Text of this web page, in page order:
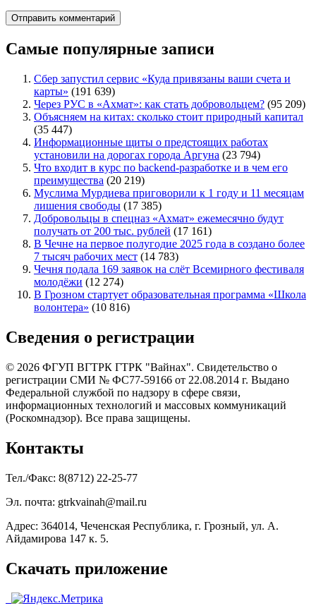
Самые популярные записи
Сбер запустил сервис «Куда привязаны ваши счета и
карты» (191 639)
Через РУС в «Ахмат»: как стать добровольцем? (95 209)
Объясняем на китах: сколько стоит природный капитал
(35 447)
Информационные щиты о предстоящих работах
установили на дорогах города Аргуна (23 794)
Что входит в курс по backend-разработке и в чем его
преимущества (20 219)
Муслима Мурдиева приговорили к 1 году и 11 месяцам
лишения свободы (17 385)
Добровольцы в спецназ «Ахмат» ежемесячно будут
получать от 200 тыс. рублей (17 161)
В Чечне на первое полугодие 2025 года в создано более
7 тысяч рабочих мест (14 783)
Чечня подала 169 заявок на слёт Всемирного фестиваля
молодёжи (12 274)
В Грозном стартует образовательная программа «Школа
волонтера» (10 816)
Сведения о регистрации
© 2026 ФГУП ВГТРК ГТРК "Вайнах". Свидетельство о
регистрации СМИ № ФС77-59166 от 22.08.2014 г. Выдано
Федеральной службой по надзору в сфере связи,
информационных технологий и массовых коммуникаций
(Роскомнадзор). Все права защищены.
Контакты
Тел./Факс: 8(8712) 22-25-77
Эл. почта: gtrkvainah@mail.ru
Адрес: 364014, Чеченская Республика, г. Грозный, ул. А.
Айдамирова 147 к. 5.
Скачать приложение